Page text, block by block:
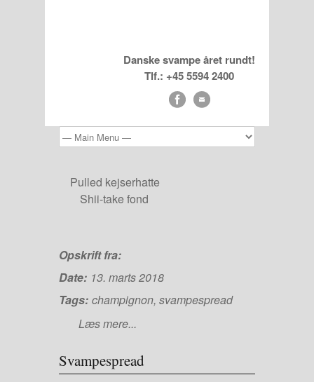
Danske svampe året rundt!
Tlf.: +45 5594 2400
Pulled kejserhatte
Shii-take fond
Opskrift fra:
Date: 13. marts 2018
Tags: champignon, svampespread
Læs mere...
Svampespread